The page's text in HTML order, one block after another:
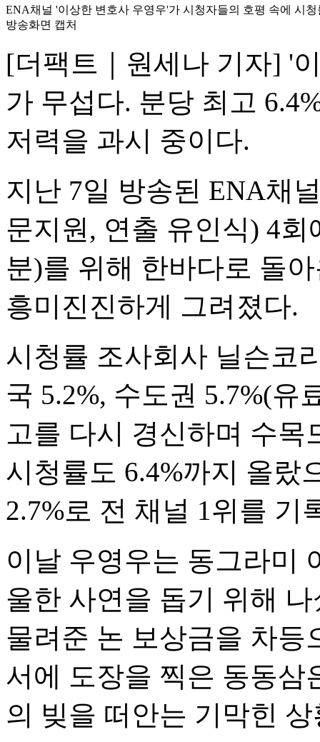
ENA채널 '이상한 변호사 우영우'가 시청자들의 호평 속에 시
방송화면 캡처
[더팩트｜원세나 기자] '
가 무섭다. 분당 최고
저력을 과시 중이다.
지난 7일 방송된 ENA채
문지원, 연출 유인식) 4
분)를 위해 한바다로 돌
흥미진진하게 그려졌다.
시청률 조사회사 닐슨코
국 5.2%, 수도권 5.7%(유
고를 다시 경신하며 수목
시청률도 6.4%까지 올랐
2.7%로 전 채널 1위를 기
이날 우영우는 동그라미
울한 사연을 돕기 위해
물려준 논 보상금을 차등
서에 도장을 찍은 동동삼
의 빚을 떠안는 기막힌